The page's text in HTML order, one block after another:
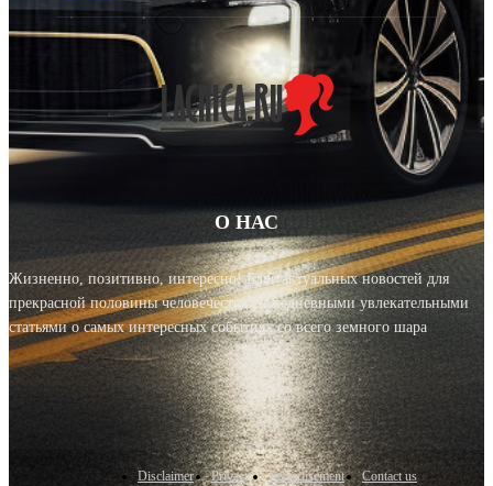
О НАС
Жизненно, позитивно, интересно! Блог актуальных новостей для
прекрасной половины человечества с ежедневными увлекательными
статьями о самых интересных событиях со всего земного шара
Disclaimer Privacy Advertisement Contact us